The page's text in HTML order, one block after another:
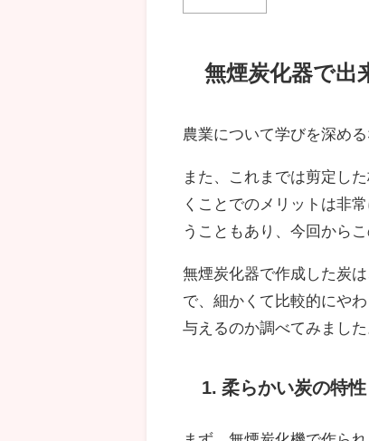
無煙炭化器で出
農業について学びを深め
また、これまでは剪定し
くことでのメリットは非
うこともあり、今回から
無煙炭化器で作成した炭
で、細かくて比較的にや
与えるのか調べてみました
1. 柔らかい炭の特性